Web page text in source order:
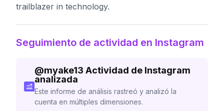
trailblazer in technology.
Seguimiento de actividad en Instagram
@myake13 Actividad de Instagram
analizada
Este informe de análisis rastreó y analizó la
cuenta en múltiples dimensiones.